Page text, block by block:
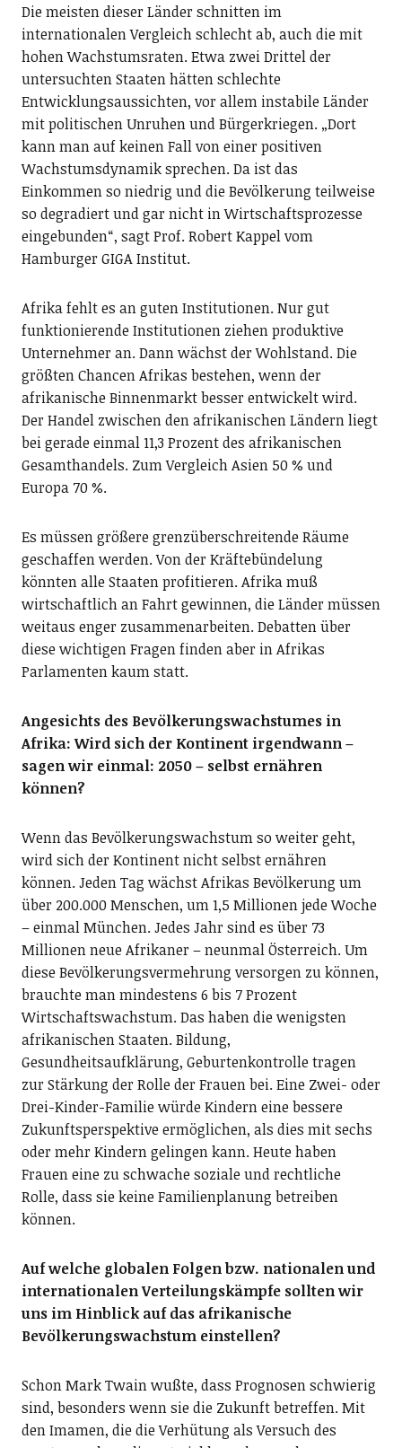
Die meisten dieser Länder schnitten im
internationalen Vergleich schlecht ab, auch die mit
hohen Wachstumsraten. Etwa zwei Drittel der
untersuchten Staaten hätten schlechte
Entwicklungsaussichten, vor allem instabile Länder
mit politischen Unruhen und Bürgerkriegen. „Dort
kann man auf keinen Fall von einer positiven
Wachstumsdynamik sprechen. Da ist das
Einkommen so niedrig und die Bevölkerung teilweise
so degradiert und gar nicht in Wirtschaftsprozesse
eingebunden“, sagt Prof. Robert Kappel vom
Hamburger GIGA Institut.
Afrika fehlt es an guten Institutionen. Nur gut
funktionierende Institutionen ziehen produktive
Unternehmer an. Dann wächst der Wohlstand. Die
größten Chancen Afrikas bestehen, wenn der
afrikanische Binnenmarkt besser entwickelt wird.
Der Handel zwischen den afrikanischen Ländern liegt
bei gerade einmal 11,3 Prozent des afrikanischen
Gesamthandels. Zum Vergleich Asien 50 % und
Europa 70 %.
Es müssen größere grenzüberschreitende Räume
geschaffen werden. Von der Kräftebündelung
könnten alle Staaten profitieren. Afrika muß
wirtschaftlich an Fahrt gewinnen, die Länder müssen
weitaus enger zusammenarbeiten. Debatten über
diese wichtigen Fragen finden aber in Afrikas
Parlamenten kaum statt.
Angesichts des Bevölkerungswachstumes in
Afrika: Wird sich der Kontinent irgendwann –
sagen wir einmal: 2050 – selbst ernähren
können?
Wenn das Bevölkerungswachstum so weiter geht,
wird sich der Kontinent nicht selbst ernähren
können. Jeden Tag wächst Afrikas Bevölkerung um
über 200.000 Menschen, um 1,5 Millionen jede Woche
– einmal München. Jedes Jahr sind es über 73
Millionen neue Afrikaner – neunmal Österreich. Um
diese Bevölkerungsvermehrung versorgen zu können,
brauchte man mindestens 6 bis 7 Prozent
Wirtschaftswachstum. Das haben die wenigsten
afrikanischen Staaten. Bildung,
Gesundheitsaufklärung, Geburtenkontrolle tragen
zur Stärkung der Rolle der Frauen bei. Eine Zwei- oder
Drei-Kinder-Familie würde Kindern eine bessere
Zukunftsperspektive ermöglichen, als dies mit sechs
oder mehr Kindern gelingen kann. Heute haben
Frauen eine zu schwache soziale und rechtliche
Rolle, dass sie keine Familienplanung betreiben
können.
Auf welche globalen Folgen bzw. nationalen und
internationalen Verteilungskämpfe sollten wir
uns im Hinblick auf das afrikanische
Bevölkerungswachstum einstellen?
Schon Mark Twain wußte, dass Prognosen schwierig
sind, besonders wenn sie die Zukunft betreffen. Mit
den Imamen, die die Verhütung als Versuch des